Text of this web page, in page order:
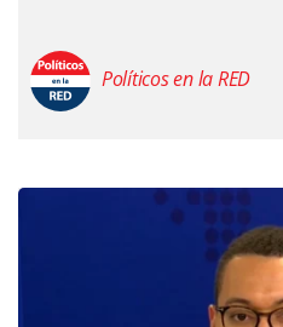
Políticos en la RED